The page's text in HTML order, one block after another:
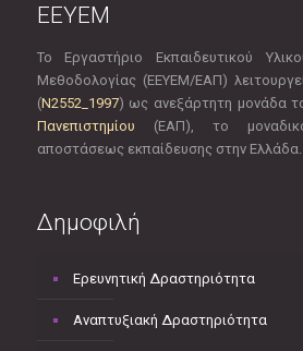
EEYEM
Το Εργαστήριο Εκπαιδευτικού
Μεθοδολογίας (ΕΕΥΕΜ/ΕΑΠ)
(Ν2552_1997) ως ανεξάρτητη μονάδα
Πανεπιστημίου (ΕΑΠ), το
αποστάσεως εκπαίδευσης στην Ελλάδα.
Δημοφιλή
Ερευνητική Δραστηριότητα
Αναπτυξιακή Δραστηριότητα